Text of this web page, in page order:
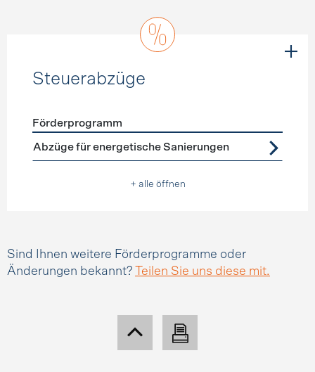
Steuerabzüge
Förderprogramme Steuerabzüge
Förderprogramm
Abzüge für energetische Sanierungen
+ alle öffnen
Sind Ihnen weitere Förderprogramme oder
Änderungen bekannt?
Teilen Sie uns diese mit.